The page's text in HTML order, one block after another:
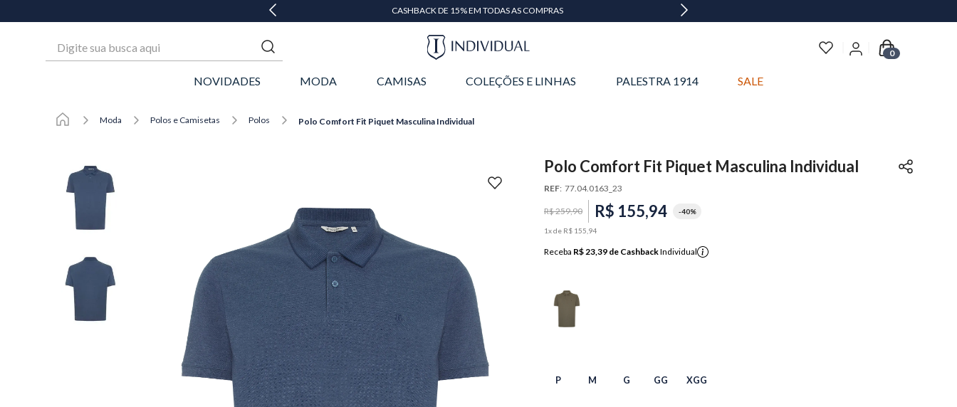
CASHBACK DE 15% EM TODAS AS COMPRAS
0
NOVIDADES MODA CAMISAS COLEÇÕES E LINHAS PALESTRA 1914 SALE
Moda Polos e Camisetas Polos Polo Comfort Fit Piquet Masculina Individual
Polo Comfort Fit Piquet Masculina Individual
REF: 77.04.0163_23
R$259,90 R$ 155,94 -40%
1x de R$ 155 94
Receba R$ 23,39 de CashbackIndividual
P M G GG XGG